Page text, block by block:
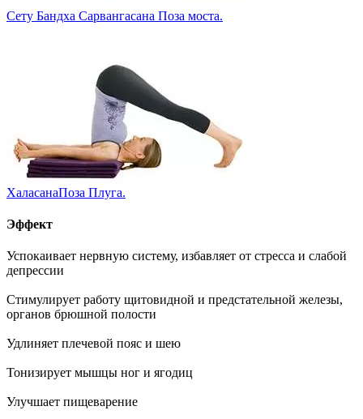
Сету Бандха Сарвангасана Поза моста.
ХаласанаПоза Плуга.
Эффект
Успокаивает нервную систему, избавляет от стресса и слабой
депрессии
Стимулирует работу щитовидной и предстательной железы,
органов брюшной полости
Удлиняет плечевой пояс и шею
Тонизирует мышцы ног и ягодиц
Улучшает пищеварение